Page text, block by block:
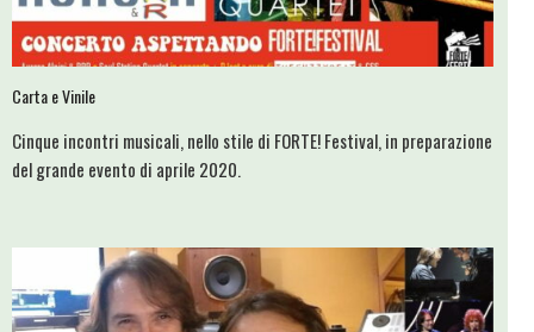
Carta e Vinile
Cinque incontri musicali, nello stile di FORTE! Festival, in preparazione
del grande evento di aprile 2020.